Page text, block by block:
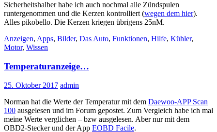
Sicherheitshalber habe ich auch nochmal alle Zündspulen
runtergenommen und die Kerzen kontrolliert (wegen dem hier).
Alles pikobello. Die Kerzen kriegen übrigens 25nM.
Anzeigen, Apps, Bilder, Das Auto, Funktionen, Hilfe, Kühler,
Motor, Wissen
Temperaturanzeige…
25. Oktober 2017 admin
Norman hat die Werte der Temperatur mit dem Daewoo-APP Scan
100 ausgelesen und im Forum gepostet. Zum Vergleich habe ich mal
meine Werte verglichen – bzw ausgelesen. Aber nur mit dem
OBD2-Stecker und der App EOBD Facile.